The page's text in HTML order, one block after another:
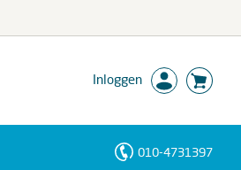
Inloggen
010-4731397